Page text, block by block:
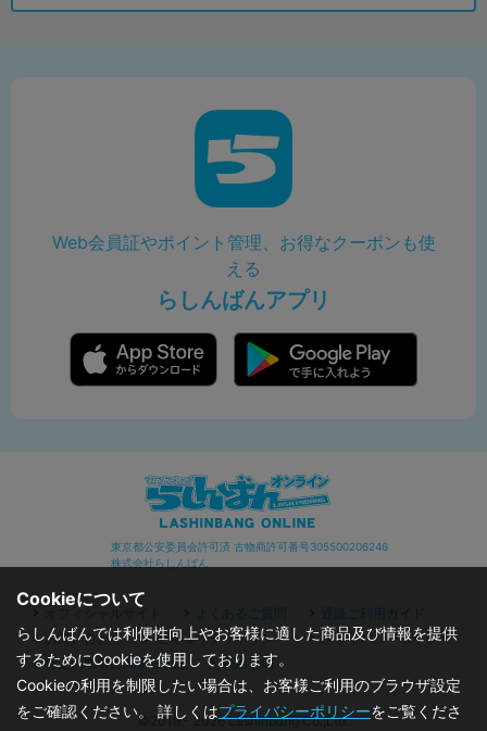
Web会員証やポイント管理、お得なクーポンも使
える
らしんばんアプリ
東京都公安委員会許可済 古物商許可番号305500206246
株式会社らしんばん
オフィシャルサイト よくあるご質問
通販ご利用ガイド
お問い合わせ
セキュリティポリシー
プライバシーポリシー
特定商取引に関する表記
利用規約
©2019 - 2026 Lashinbang Co.,Ltd.
Cookieについて
らしんばんでは利便性向上やお客様に適した商品及び情報を提供
するためにCookieを使用しております。
Cookieの利用を制限したい場合は、お客様ご利用のブラウザ設定
をご確認ください。 詳しくはプライバシーポリシーをご覧くださ